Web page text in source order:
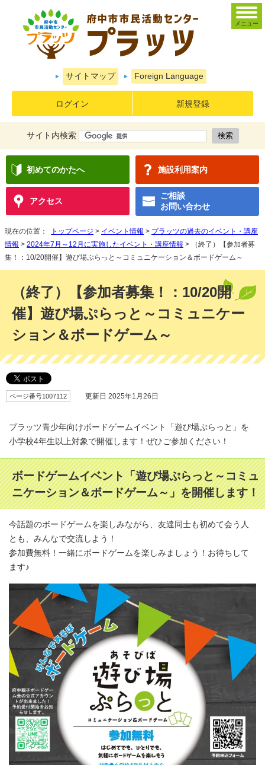
サイトマップ Foreign Language
ログイン 新規登録
サイト内検索
初めてのかたへ 施設利用案内
アクセス
ご相談
お問い合わせ
メニュー
現在の位置： トップページ > イベント情報 > プラッツの過去のイベント・講座
情報 > 2024年7月～12月に実施したイベント・講座情報 > （終了）【参加者募
集！：10/20開催】遊び場ぷらっと～コミュニケーション＆ボードゲーム～
（終了）【参加者募集！：10/20開
催】遊び場ぷらっと～コミュニケー
ション＆ボードゲーム～
ページ番号1007112 更新日 2025年1月26日
プラッツ青少年向けボードゲームイベント「遊び場ぷらっと」を
小学校4年生以上対象で開催します！ぜひご参加ください！
ボードゲームイベント「遊び場ぷらっと～コミュ
ニケーション＆ボードゲーム～」を開催します！
今話題のボードゲームを楽しみながら、友達同士も初めて会う人
とも、みんなで交流しよう！
参加費無料！一緒にボードゲームを楽しみましょう！お待ちして
ます♪